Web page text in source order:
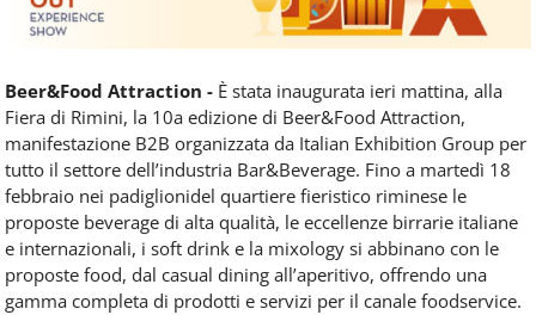
Beer&Food Attraction - È stata inaugurata ieri mattina, alla
Fiera di Rimini, la 10a edizione di Beer&Food Attraction,
manifestazione B2B organizzata da Italian Exhibition Group per
tutto il settore dell’industria Bar&Beverage. Fino a martedì 18
febbraio nei padiglionidel quartiere fieristico riminese le
proposte beverage di alta qualità, le eccellenze birrarie italiane
e internazionali, i soft drink e la mixology si abbinano con le
proposte food, dal casual dining all’aperitivo, offrendo una
gamma completa di prodotti e servizi per il canale foodservice.